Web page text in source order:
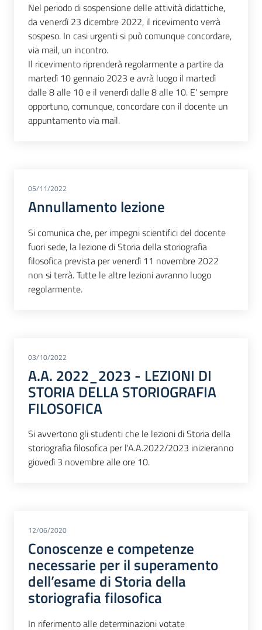
Nel periodo di sospensione delle attività didattiche,
da venerdì 23 dicembre 2022, il ricevimento verrà
sospeso. In casi urgenti si può comunque concordare,
via mail, un incontro.
Il ricevimento riprenderà regolarmente a partire da
martedì 10 gennaio 2023 e avrà luogo il martedì
dalle 8 alle 10 e il venerdì dalle 8 alle 10. E' sempre
opportuno, comunque, concordare con il docente un
appuntamento via mail.
05/11/2022
Annullamento lezione
Si comunica che, per impegni scientifici del docente
fuori sede, la lezione di Storia della storiografia
filosofica prevista per venerdì 11 novembre 2022
non si terrà. Tutte le altre lezioni avranno luogo
regolarmente.
03/10/2022
A.A. 2022_2023 - LEZIONI DI
STORIA DELLA STORIOGRAFIA
FILOSOFICA
Si avvertono gli studenti che le lezioni di Storia della
storiografia filosofica per l'A.A.2022/2023 inizieranno
giovedì 3 novembre alle ore 10.
12/06/2020
Conoscenze e competenze
necessarie per il superamento
dell’esame di Storia della
storiografia filosofica
In riferimento alle determinazioni votate